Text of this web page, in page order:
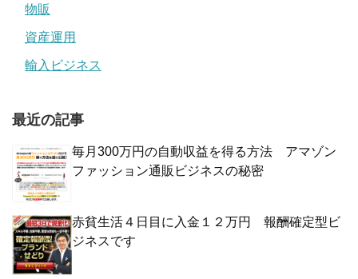
物販
資産運用
輸入ビジネス
最近の記事
毎月300万円の自動収益を得る方法 アマゾン
ファッション通販ビジネスの秘密
赤貧生活４日目に入金１２万円 報酬確定型ビ
ジネスです